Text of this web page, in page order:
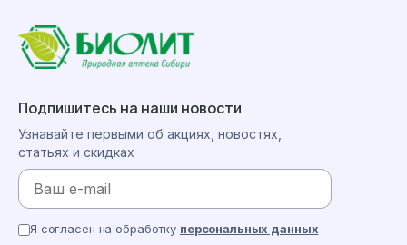
Подпишитесь на наши новости
Узнавайте первыми об акциях, новостях,
статьях и скидках
Я согласен на обработку персональных данных